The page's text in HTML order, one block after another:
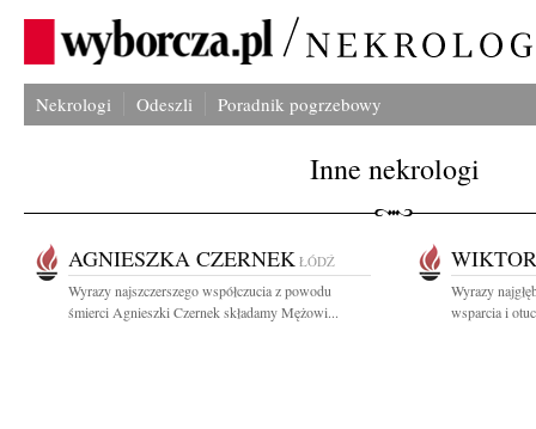
Nekrologi Odeszli Poradnik pogrzebowy
Inne nekrologi
AGNIESZKA CZERNEK ŁÓDŹ
Wyrazy najszczerszego współczucia z powodu
śmierci Agnieszki Czernek składamy Mężowi...
Wyrazy
wsparcia i